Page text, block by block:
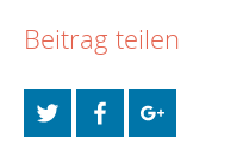
Beitrag teilen